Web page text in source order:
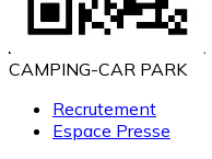
CAMPING-CAR PARK
Recrutement
Espace Presse